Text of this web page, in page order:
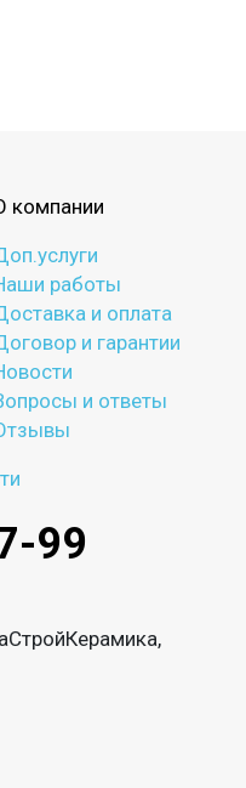
компании
работы
и оплата
и гарантии
и ответы
99